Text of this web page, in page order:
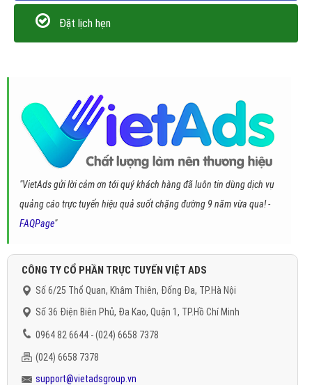
Đặt lịch hẹn
"VietAds gửi lời cảm ơn tới quý khách hàng đã luôn tin dùng dịch vụ
quảng cáo trực tuyến hiệu quả suốt chặng đường 9 năm vừa qua! -
FAQPage"
CÔNG TY CỔ PHẦN TRỰC TUYẾN VIỆT ADS
Số 6/25 Thổ Quan, Khâm Thiên, Đống Đa, TP.Hà Nội
Số 36 Điện Biên Phủ, Đa Kao, Quận 1, TP.Hồ Chí Minh
0964 82 6644 - (024) 6658 7378
(024) 6658 7378
support@vietadsgroup.vn